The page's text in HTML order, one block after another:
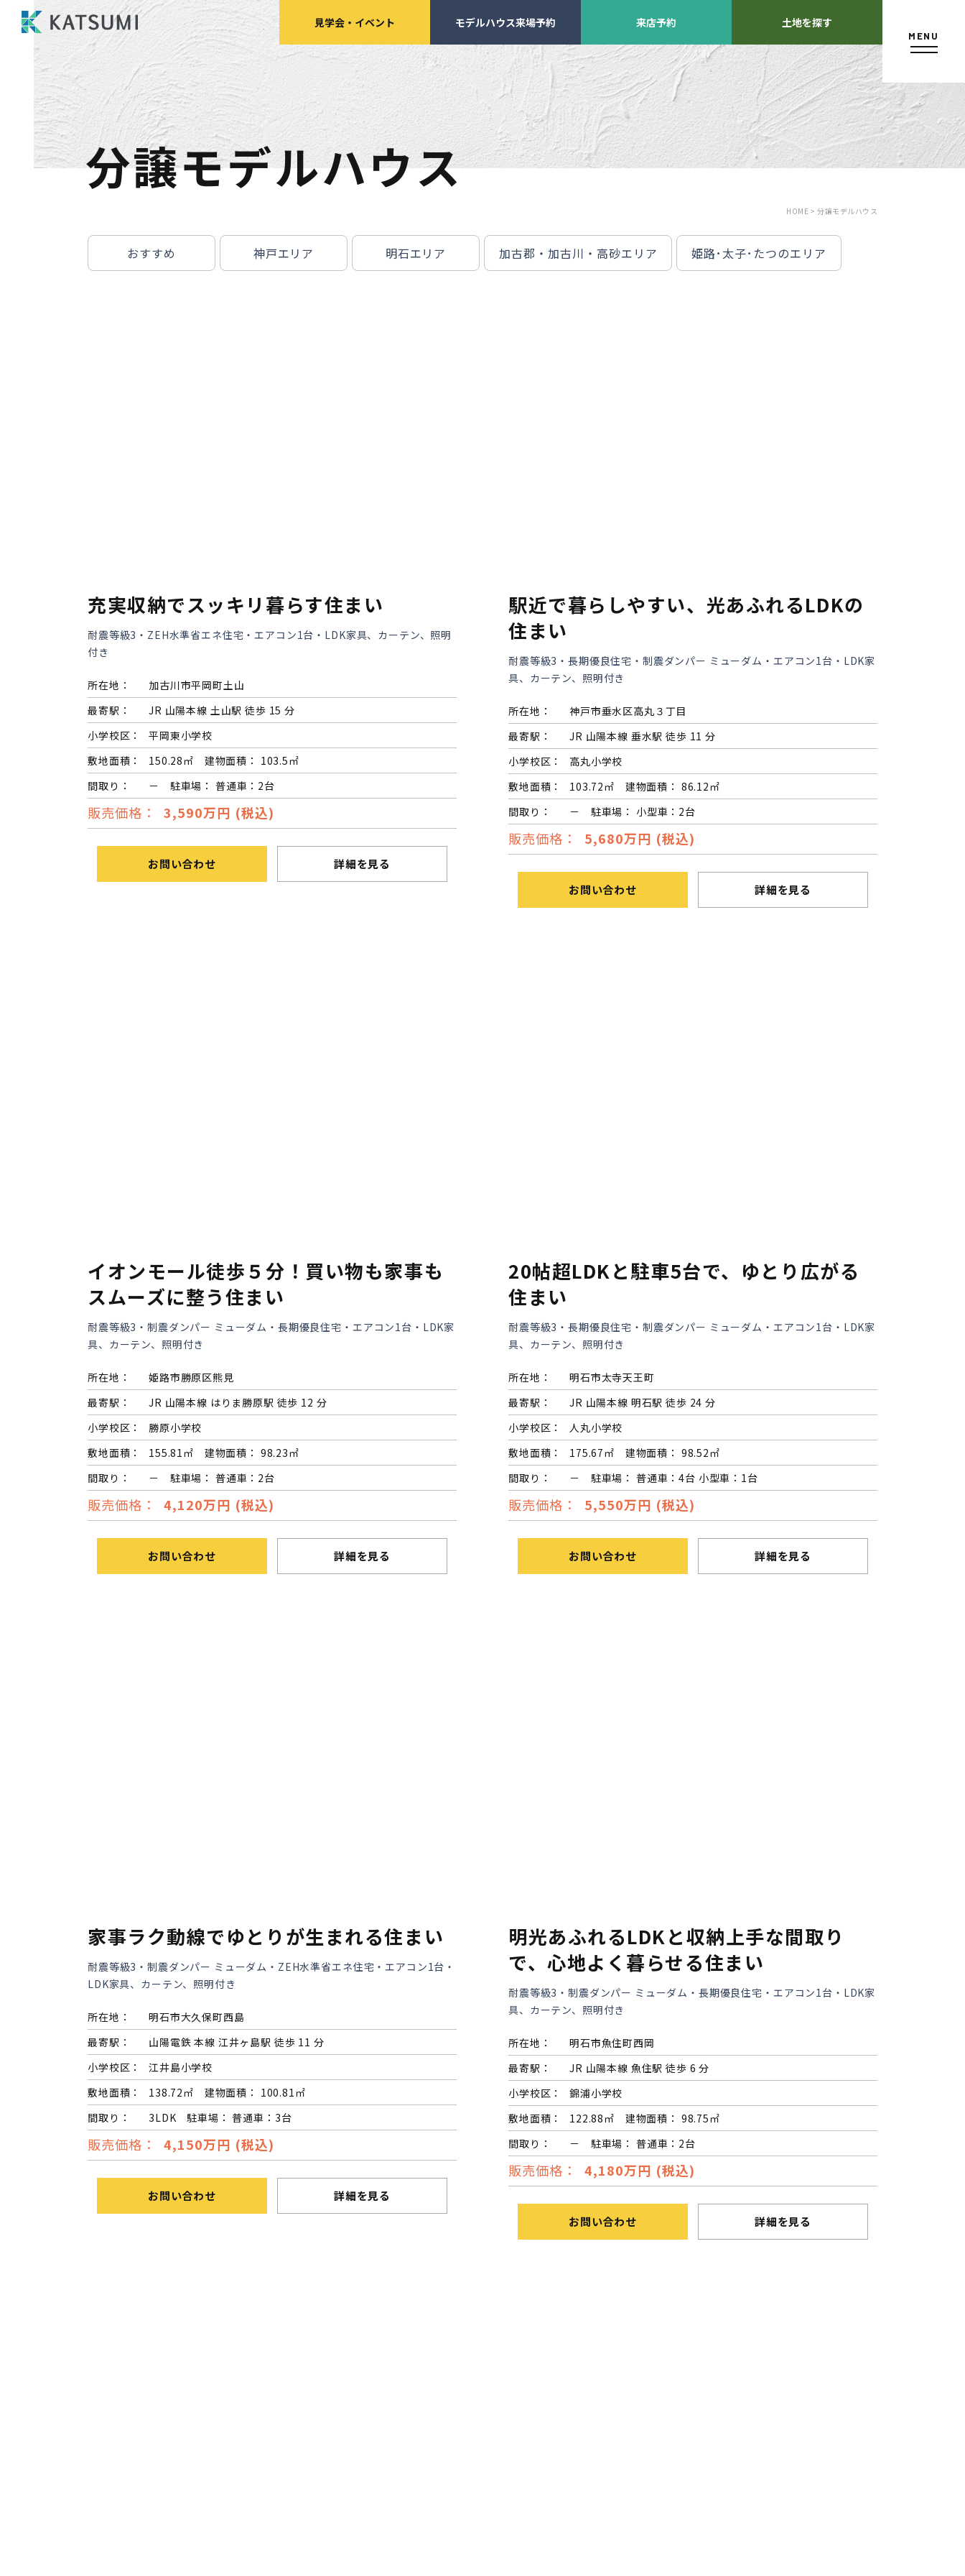
モデルハウス来場予約 見学会・ イベント来場予約
HOME
断熱・気密性能と快適性
ZEH
ラインナップ
施工実績 家づくりサポート よくあるご質問
見学会 ・ イベント モデルハウス来場予約 来店予約 土地を探す
MENU
分譲モデルハウス
HOME >分譲モデルハウス
おすすめ 神戸エリア 明石エリア 加古郡・加古川・高砂エリア 姫路･太子･たつのエリア
充実収納でスッキリ暮らす住まい
耐震等級3・ZEH水準省エネ住宅・エアコン1台・LDK家具、カーテン、照明
付き
所在地：
加古川市平岡町土山
最寄駅：
JR 山陽本線 土山駅 徒歩 15 分
小学校区：
平岡東小学校
敷地面積：
150.28㎡ 建物面積： 103.5㎡
間取り：
－ 駐車場： 普通車：2台
販売価格： 3,590万円 (税込)
お問い合わせ 詳細を見る
駅近で暮らしやすい、光あふれるLDKの
住まい
耐震等級3・長期優良住宅・制震ダンパー ミューダム・エアコン1台・LDK家
具、カーテン、照明付き
所在地：
神戸市垂水区高丸３丁目
最寄駅：
JR 山陽本線 垂水駅 徒歩 11 分
小学校区：
高丸小学校
敷地面積：
103.72㎡ 建物面積： 86.12㎡
間取り：
－ 駐車場： 小型車：2台
販売価格： 5,680万円 (税込)
お問い合わせ 詳細を見る
イオンモール徒歩５分！買い物も家事も
スムーズに整う住まい
耐震等級3・制震ダンパー ミューダム・長期優良住宅・エアコン1台・LDK家
具、カーテン、照明付き
所在地：
姫路市勝原区熊見
最寄駅：
JR 山陽本線 はりま勝原駅 徒歩 12 分
小学校区：
勝原小学校
敷地面積：
155.81㎡ 建物面積： 98.23㎡
間取り：
－ 駐車場： 普通車：2台
販売価格： 4,120万円 (税込)
お問い合わせ 詳細を見る
20帖超LDKと駐車5台で、ゆとり広がる
住まい
耐震等級3・長期優良住宅・制震ダンパー ミューダム・エアコン1台・LDK家
具、カーテン、照明付き
所在地：
明石市太寺天王町
最寄駅：
JR 山陽本線 明石駅 徒歩 24 分
小学校区：
人丸小学校
敷地面積：
175.67㎡ 建物面積： 98.52㎡
間取り：
－ 駐車場： 普通車：4台 小型車：1台
販売価格： 5,550万円 (税込)
お問い合わせ 詳細を見る
家事ラク動線でゆとりが生まれる住まい
耐震等級3・制震ダンパー ミューダム・ZEH水準省エネ住宅・エアコン1台・
LDK家具、カーテン、照明付き
所在地：
明石市大久保町西島
最寄駅：
山陽電鉄 本線 江井ヶ島駅 徒歩 11 分
小学校区：
江井島小学校
敷地面積：
138.72㎡ 建物面積： 100.81㎡
間取り：
3LDK 駐車場： 普通車：3台
販売価格： 4,150万円 (税込)
お問い合わせ 詳細を見る
明光あふれるLDKと収納上手な間取り
で、心地よく暮らせる住まい
耐震等級3・制震ダンパー ミューダム・長期優良住宅・エアコン1台・LDK家
具、カーテン、照明付き
所在地：
明石市魚住町西岡
最寄駅：
JR 山陽本線 魚住駅 徒歩 6 分
小学校区：
錦浦小学校
敷地面積：
122.88㎡ 建物面積： 98.75㎡
間取り：
－ 駐車場： 普通車：2台
販売価格： 4,180万円 (税込)
お問い合わせ 詳細を見る